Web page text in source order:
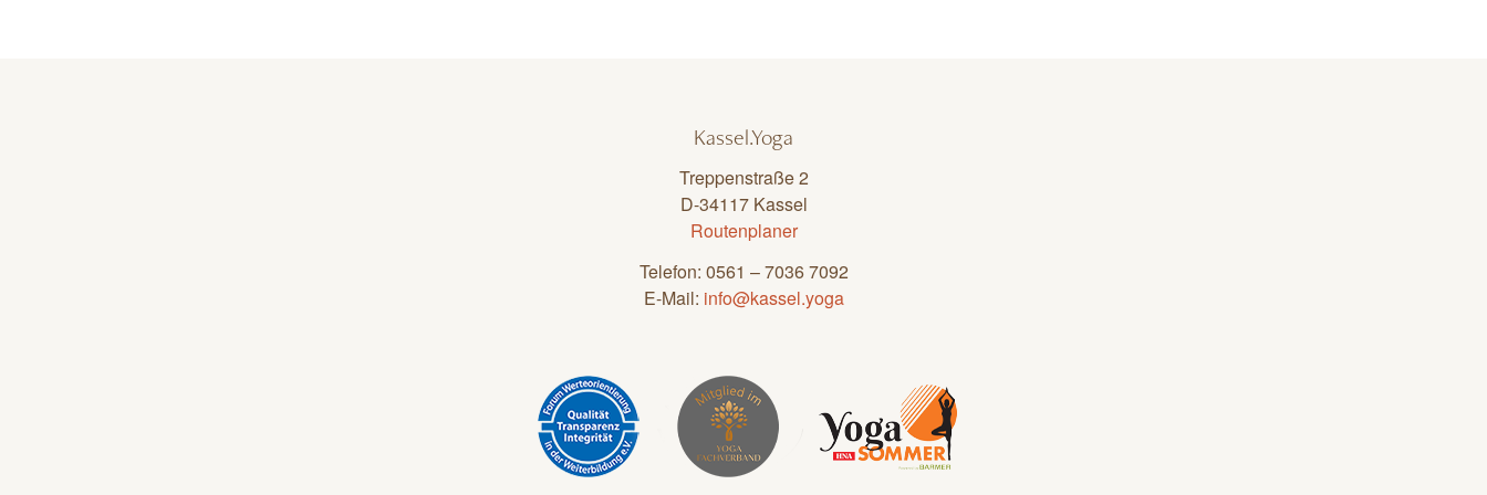
Kassel.Yoga
Treppenstraße 2
D-34117 Kassel
Routenplaner
Telefon: 0561 – 7036 7092
E-Mail: info@kassel.yoga